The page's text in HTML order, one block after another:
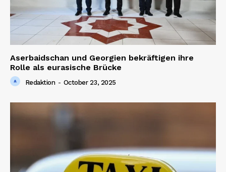
Aserbaidschan und Georgien bekräftigen ihre
Rolle als eurasische Brücke
Redaktion - October 23, 2025